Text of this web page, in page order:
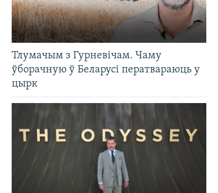
Тлумачым з Гурневічам. Чаму
ўборачную ў Беларусі ператвараюць у
цырк